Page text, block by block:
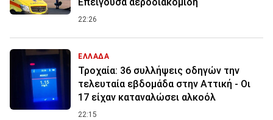
22:26
ΕΛΛΑΔΑ
Τροχαία: 36 συλλήψεις οδηγών την
τελευταία εβδομάδα στην Αττική - Οι
17 είχαν καταναλώσει αλκοόλ
22:15